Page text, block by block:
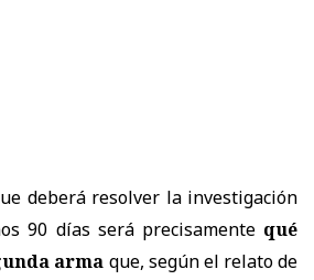
deberá resolver la investigación
90 días será precisamentequé
arma que, según el relato de